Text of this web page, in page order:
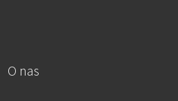
O nas